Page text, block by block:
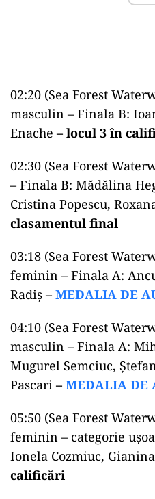
02:20 (Sea Forest
masculin – Finala B:
Enache – locul 3 în
02:30 (Sea Forest
– Finala B: Mădălina
Cristina Popescu,
clasamentul final
03:18 (Sea Forest
feminin – Finala A:
Radiş – MEDALIA DE
04:10 (Sea Forest
masculin – Finala A:
Mugurel Semciuc,
Pascari – MEDALIA DE
05:50 (Sea Forest
feminin – categorie
Ionela Cozmiuc,
calificări